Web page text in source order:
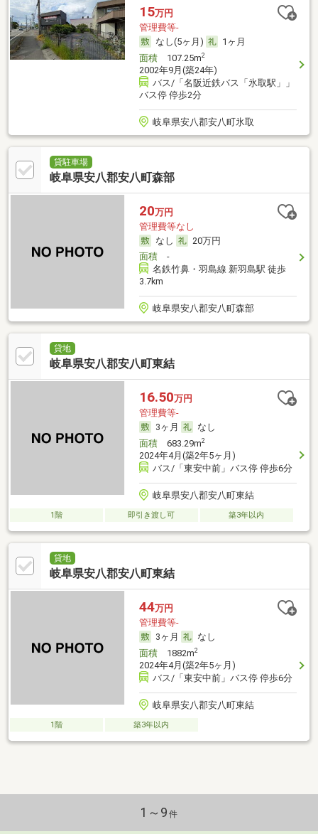
15万円
管理費等-
なし(5ヶ月)
1ヶ月
面積107.25m2
2002年9月(築24年)
バス/「名阪近鉄バス「氷取駅」」
バス停 停歩2分
岐阜県安八郡安八町氷取
貸駐車場
岐阜県安八郡安八町森部
20万円
管理費等なし
なし
20万円
面積-
名鉄竹鼻・羽島線 新羽島駅 徒歩
3.7km
岐阜県安八郡安八町森部
貸地
岐阜県安八郡安八町東結
16.50万円
管理費等-
3ヶ月
なし
面積683.29m2
2024年4月(築2年5ヶ月)
バス/「東安中前」バス停 停歩6分
岐阜県安八郡安八町東結
1階 即引き渡し可 築3年以内
貸地
岐阜県安八郡安八町東結
44万円
管理費等-
3ヶ月
なし
面積1882m2
2024年4月(築2年5ヶ月)
バス/「東安中前」バス停 停歩6分
岐阜県安八郡安八町東結
1階 築3年以内
1～9 件